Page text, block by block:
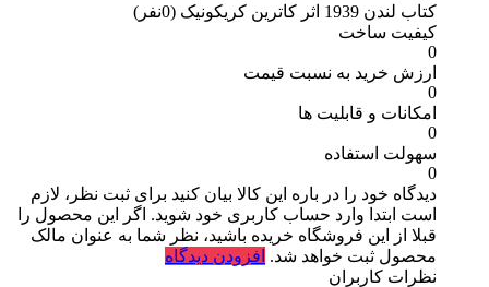
کتاب لندن 1939 اثر کاترین کریکونیک
(0نفر)
کیفیت ساخت
0
ارزش خرید به نسبت قیمت
0
امکانات و قابلیت ها
0
سهولت استفاده
0
دیدگاه خود را در باره این کالا بیان کنید برای ثبت نظر، لازم
است ابتدا وارد حساب کاربری خود شوید. اگر این محصول را
قبلا از این فروشگاه خریده باشید، نظر شما به عنوان مالک
محصول ثبت خواهد شد. افزودن دیدگاه
نظرات کاربران